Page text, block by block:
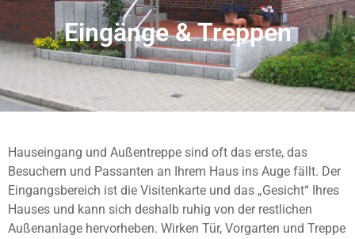
Eingänge & Treppen
Hauseingang und Außentreppe sind oft das erste, das
Besuchern und Passanten an Ihrem Haus ins Auge fällt. Der
Eingangsbereich ist die Visitenkarte und das „Gesicht“ Ihres
Hauses und kann sich deshalb ruhig von der restlichen
Außenanlage hervorheben. Wirken Tür, Vorgarten und Treppe